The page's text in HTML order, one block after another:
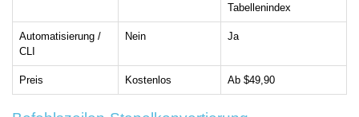
Tabellenindex
Automatisierung /
CLI
Nein Ja
Preis Kostenlos Ab $49,90